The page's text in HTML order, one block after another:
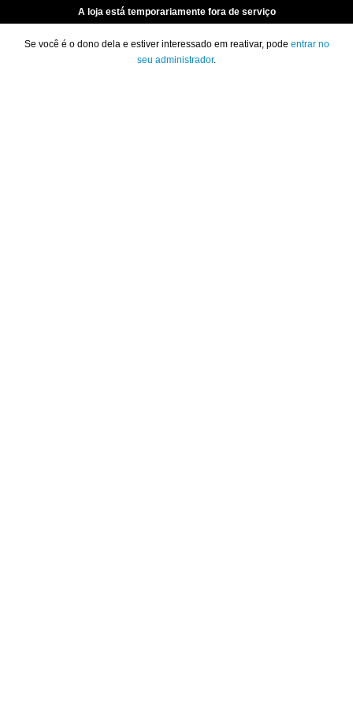
A loja está temporariamente fora de serviço
Se você é o dono dela e estiver interessado em reativar, pode entrar no
seu administrador.